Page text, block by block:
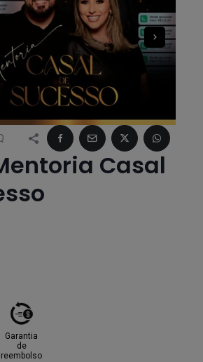
Casal
Garantia
de
reembolso